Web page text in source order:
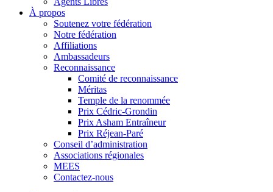
À propos
Soutenez votre fédération
Notre fédération
Affiliations
Ambassadeurs
Reconnaissance
Comité de reconnaissance
Méritas
Temple de la renommée
Prix Cédric-Grondin
Prix Asham Entraîneur
Prix Réjean-Paré
Conseil d’administration
Associations régionales
MEES
Contactez-nous